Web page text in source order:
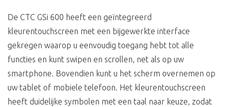
De CTC GSi 600 heeft een geïntegreerd
kleurentouchscreen met een bijgewerkte interface
gekregen waarop u eenvoudig toegang hebt tot alle
functies en kunt swipen en scrollen, net als op uw
smartphone. Bovendien kunt u het scherm overnemen op
uw tablet of mobiele telefoon. Het kleurentouchscreen
heeft duidelijke symbolen met een taal naar keuze, zodat